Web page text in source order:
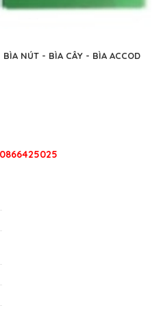
BÌA NÚT - BÌA CÂY - BÌA ACCOD